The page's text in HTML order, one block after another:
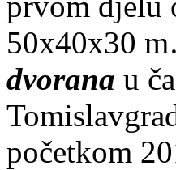
50x40x30
dvorana u
početkom